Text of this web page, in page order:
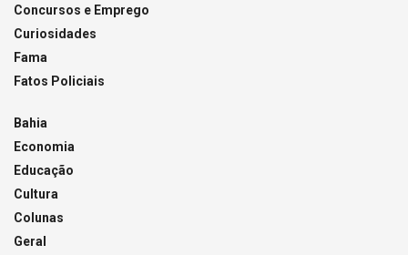
Concursos e Emprego
Curiosidades
Fama
Fatos Policiais
Bahia
Economia
Educação
Cultura
Colunas
Geral